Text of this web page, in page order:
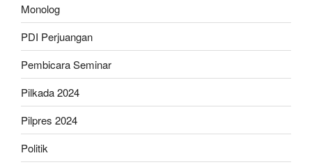
Monolog
PDI Perjuangan
Pembicara Seminar
Pilkada 2024
Pilpres 2024
Politik